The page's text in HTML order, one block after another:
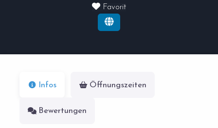
Favorit
Infos Öffnungszeiten
Bewertungen